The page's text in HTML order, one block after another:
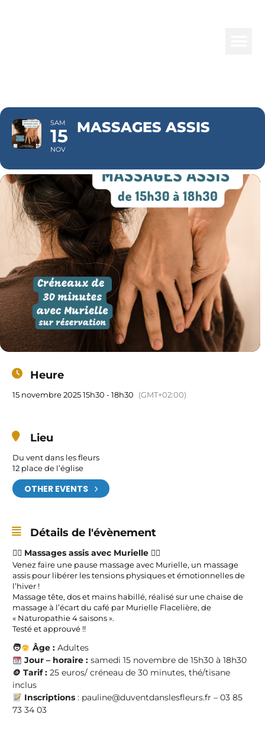
SAM
15
NOV
MASSAGES ASSIS
Heure
15 novembre 2025 15h30 - 18h30 (GMT+02:00)
Lieu
Du vent dans les fleurs
12 place de l’église
OTHER EVENTS
Détails de l'évènement
💆‍♀️ Massages assis avec Murielle 💆‍♂️
Venez faire une pause massage avec Murielle, un massage
assis pour libérer les tensions physiques et émotionnelles de
l’hiver !
Massage tête, dos et mains habillé, réalisé sur une chaise de
massage à l’écart du café par Murielle Flacelière, de
« Naturopathie 4 saisons ».
Testé et approuvé !!
🧑 Âge :Adultes
Jour – horaire :samedi 15 novembre de 15h30 à 18h30
🪙 Tarif : 25 euros/ créneau de 30 minutes, thé/tisane
inclus
Inscriptions: pauline@duventdanslesfleurs.fr – 03 85
73 34 03